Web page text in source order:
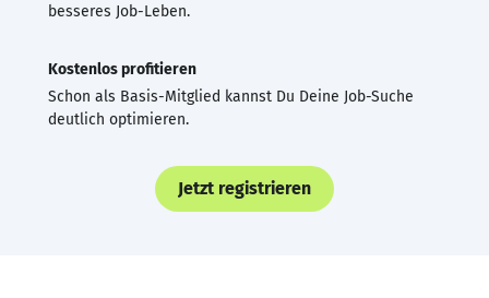
besseres Job-Leben.
Kostenlos profitieren
Schon als Basis-Mitglied kannst Du Deine Job-Suche
deutlich optimieren.
Jetzt registrieren